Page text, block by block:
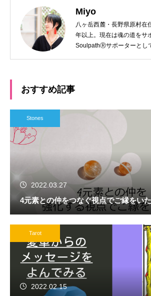
Miyo
八ヶ岳西麓・長野県原村在
年以上。現在は魂の道をサ
SoulpathⓇサポーターとし
おすすめ記事
Stones
2022.03.27
4元素との仲をつなぐ視点でご縁をい
Tarot
2022.02.15